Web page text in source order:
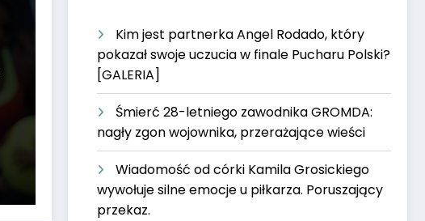
Kim jest partnerka Angel Rodado, który
pokazał swoje uczucia w finale Pucharu Polski?
[GALERIA]
Śmierć 28-letniego zawodnika GROMDA:
nagły zgon wojownika, przerażające wieści
Wiadomość od córki Kamila Grosickiego
wywołuje silne emocje u piłkarza. Poruszający
przekaz.